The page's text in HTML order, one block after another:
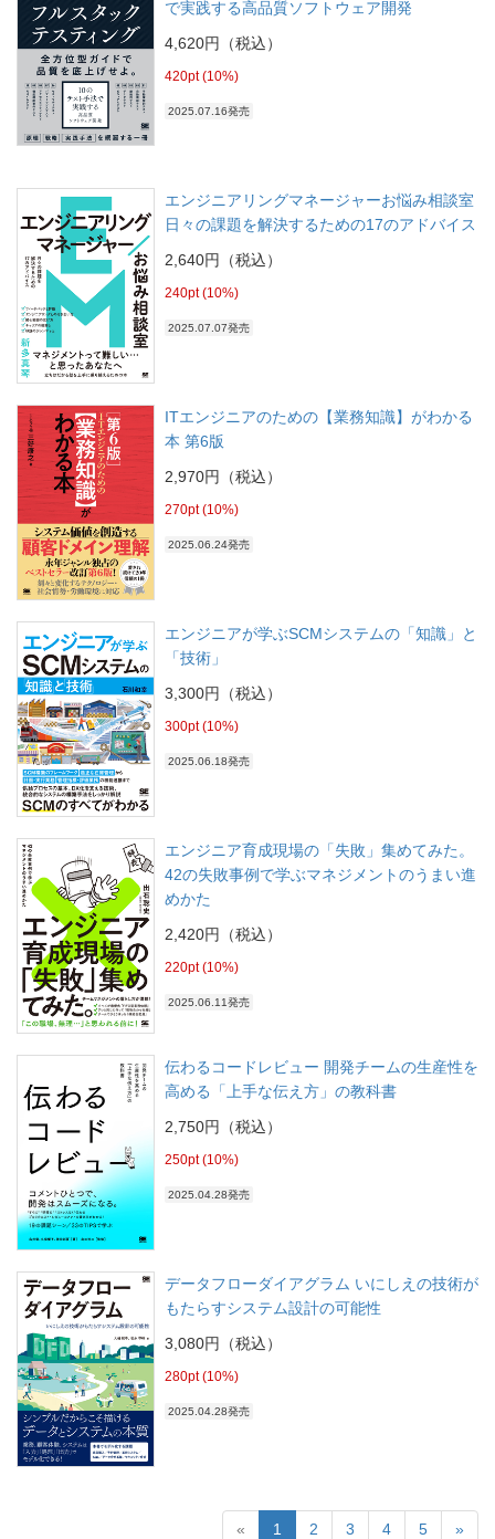
で実践する高品質ソフトウェア開発
4,620円（税込）
420pt (10%)
2025.07.16発売
エンジニアリングマネージャーお悩み相談室
日々の課題を解決するための17のアドバイス
2,640円（税込）
240pt (10%)
2025.07.07発売
ITエンジニアのための【業務知識】がわかる
本 第6版
2,970円（税込）
270pt (10%)
2025.06.24発売
エンジニアが学ぶSCMシステムの「知識」と
「技術」
3,300円（税込）
300pt (10%)
2025.06.18発売
エンジニア育成現場の「失敗」集めてみた。
42の失敗事例で学ぶマネジメントのうまい進
めかた
2,420円（税込）
220pt (10%)
2025.06.11発売
伝わるコードレビュー 開発チームの生産性を
高める「上手な伝え方」の教科書
2,750円（税込）
250pt (10%)
2025.04.28発売
データフローダイアグラム いにしえの技術が
もたらすシステム設計の可能性
3,080円（税込）
280pt (10%)
2025.04.28発売
« 1 2 3 4 5 »